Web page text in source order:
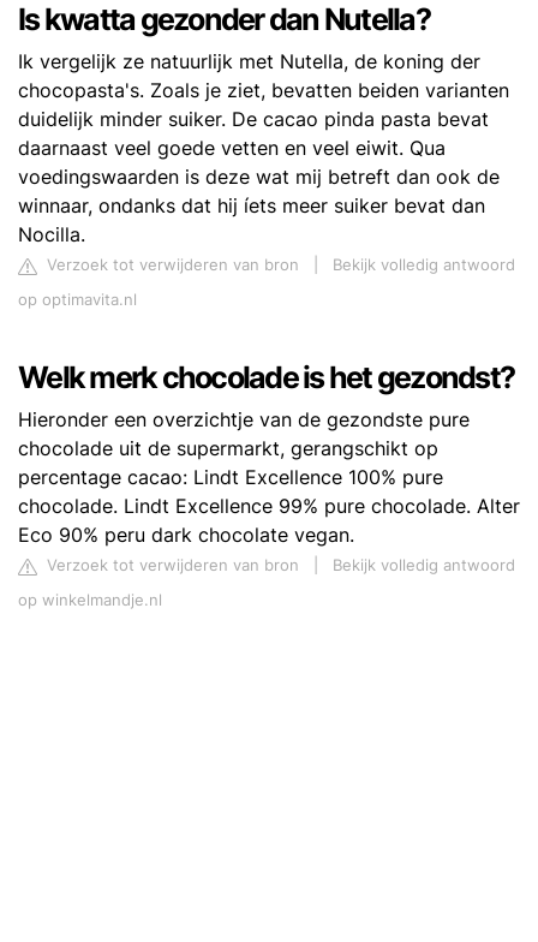
Is kwatta gezonder dan Nutella?
Ik vergelijk ze natuurlijk met Nutella, de koning der
chocopasta's. Zoals je ziet, bevatten beiden varianten
duidelijk minder suiker. De cacao pinda pasta bevat
daarnaast veel goede vetten en veel eiwit. Qua
voedingswaarden is deze wat mij betreft dan ook de
winnaar, ondanks dat hij íets meer suiker bevat dan
Nocilla.
Verzoek tot verwijderen van bron
Bekijk volledig antwoord
op optimavita.nl
Welk merk chocolade is het gezondst?
Hieronder een overzichtje van de gezondste pure
chocolade uit de supermarkt, gerangschikt op
percentage cacao: Lindt Excellence 100% pure
chocolade. Lindt Excellence 99% pure chocolade. Alter
Eco 90% peru dark chocolate vegan.
Verzoek tot verwijderen van bron
Bekijk volledig antwoord
op winkelmandje.nl